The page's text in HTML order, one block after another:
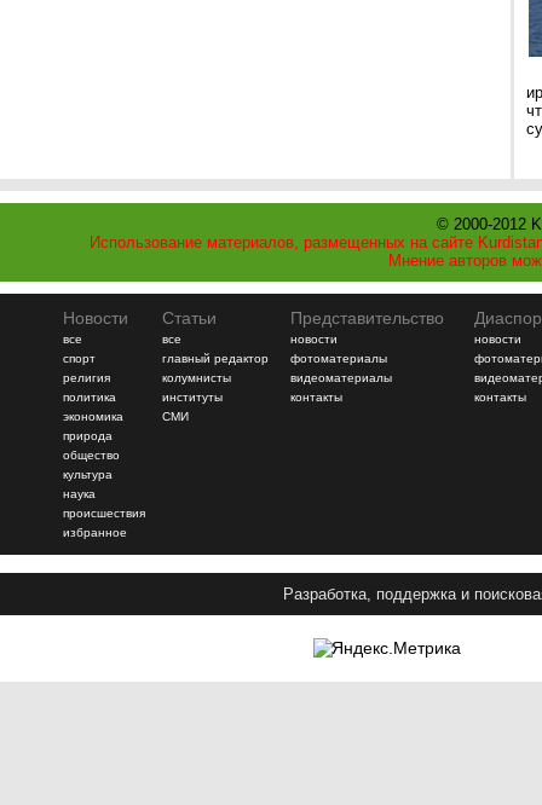
© 2000-2012
Использование материалов, размещенных на сайте
Мнение авторов
Новости
все
спорт
религия
политика
экономика
природа
общество
культура
наука
происшествия
избранное
Статьи
все
главный редактор
колумнисты
институты
СМИ
Представительство
новости
фотоматериалы
видеоматериалы
контакты
новости
контакты
Разработка, поддержка и